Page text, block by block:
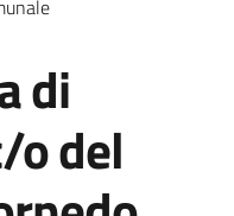
di
o del